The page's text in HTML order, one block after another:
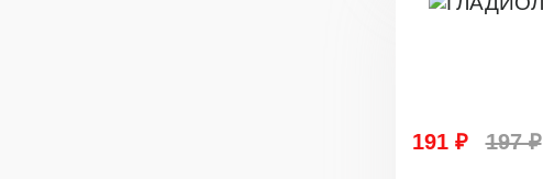
191 ₽ 197 ₽